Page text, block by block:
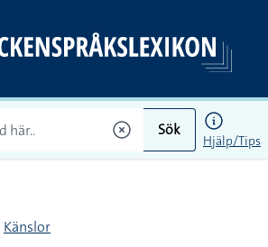
Sök
Hjälp/Tips
Känslor